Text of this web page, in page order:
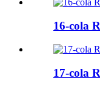
16-cola
17-cola